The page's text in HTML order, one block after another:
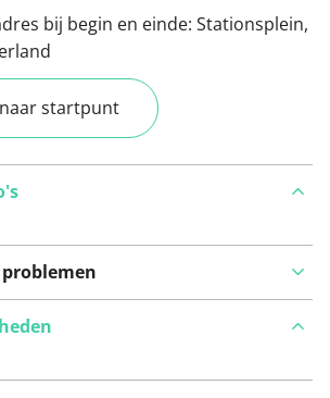
bij begin en einde: Stationsplein,
startpunt